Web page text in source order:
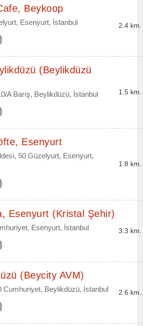
Beykoop
Esenyurt, İstanbul 2.4 km.
(Beylikdüzü
A Barış, Beylikdüzü, İstanbul 1.5 km.
Esenyurt
50 Güzelyurt, Esenyurt,
1.8 km.
Esenyurt (Kristal Şehir)
Esenyurt, İstanbul 3.3 km.
(Beycity AVM)
Cumhuriyet, Beylikdüzü, İstanbul 2.6 km.